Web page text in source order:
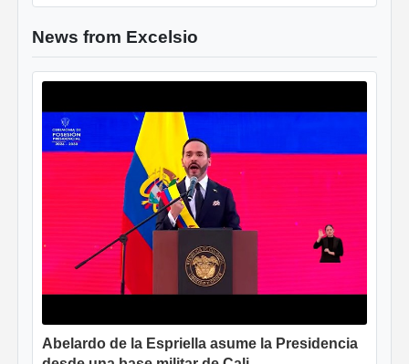
News from Excelsio
Abelardo de la Espriella asume la Presidencia